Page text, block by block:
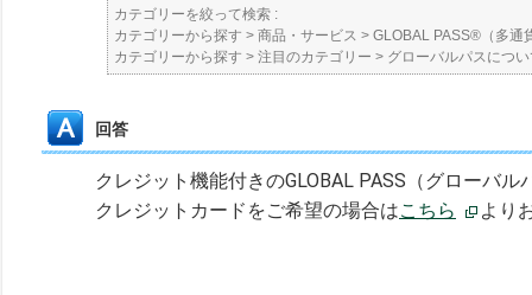
カテゴリーを絞って検索 :
カテゴリーから探す > 商品・サービス > GLOBAL PASS®（多通
カテゴリーから探す > 注目のカテゴリー > グローバルパスにつ
回答
クレジット機能付きのGLOBAL PASS（グローバ
クレジットカードをご希望の場合はこちら より